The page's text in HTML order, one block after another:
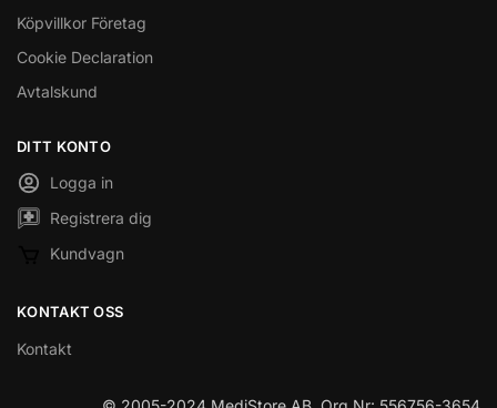
Köpvillkor Företag
Cookie Declaration
Avtalskund
DITT KONTO
Logga in
Registrera dig
Kundvagn
KONTAKT OSS
Kontakt